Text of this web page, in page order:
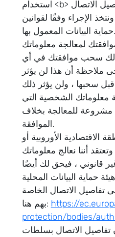
استخدام <b> تفاصيل الاتصال </ b> أدناه.
الإجراء وفقًا لقوانين
حماية البيانات المعمول بها.
لمعالجة معلوماتك
لك سحب موافقتك في أي
ملاحظة أن هذا لن يؤثر
قبل سحبها ، ولن يؤثر ذلك
معلوماتك الشخصية التي
للمعالجة بخلاف
الموافقة.
الاقتصادية الأوروبية أو
أننا نعالج معلوماتك
قانوني ، فيحق لك أيضًا
حماية البيانات المحلية
تفاصيل الاتصال الخاصة
بهم هنا: https://
protection/bodies/
تفاصيل الاتصال بسلطات